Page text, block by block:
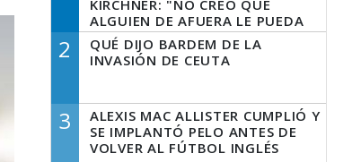
KIRCHNER: "NO CREO QUE
ALGUIEN DE AFUERA LE PUEDA
DECIR A LA JUSTICIA LO QUE
TIENE QUE HACER"
2
QUÉ DIJO BARDEM DE LA
INVASIÓN DE CEUTA
3
ALEXIS MAC ALLISTER CUMPLIÓ Y
SE IMPLANTÓ PELO ANTES DE
VOLVER AL FÚTBOL INGLÉS